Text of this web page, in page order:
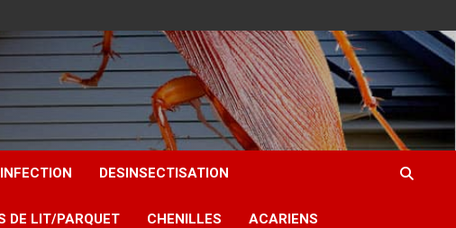
DESINSECTISATION
DE LIT/PARQUET CHENILLES ACARIENS